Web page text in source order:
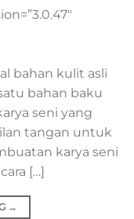
bahan kulit asli
bahan baku
seni yang
tangan untuk
karya seni
[…]
→